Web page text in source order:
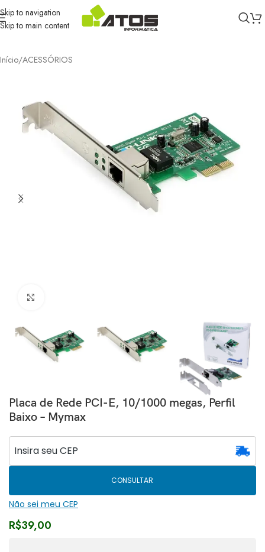
Skip to navigation
Skip to main content
Início/ACESSÓRIOS
Placa de Rede PCI-E, 10/1000 megas, Perfil
Baixo – Mymax
CONSULTAR
Não sei meu CEP
R$39,00